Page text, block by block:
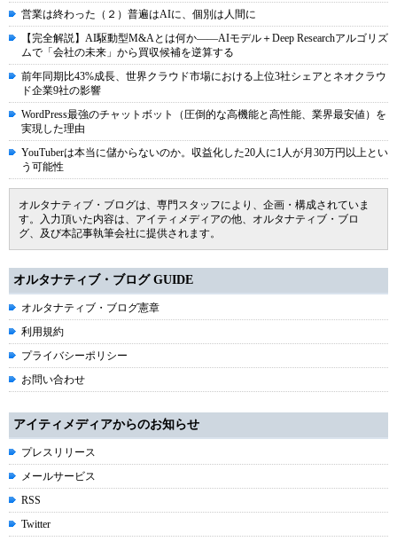
営業は終わった（２）普遍はAIに、個別は人間に
【完全解説】AI駆動型M&Aとは何か――AIモデル＋Deep Researchアルゴリズ
ムで「会社の未来」から買収候補を逆算する
前年同期比43%成長、世界クラウド市場における上位3社シェアとネオクラウ
ド企業9社の影響
WordPress最強のチャットボット（圧倒的な高機能と高性能、業界最安値）を
実現した理由
YouTuberは本当に儲からないのか。収益化した20人に1人が月30万円以上とい
う可能性
オルタナティブ・ブログは、専門スタッフにより、企画・構成されていま
す。入力頂いた内容は、アイティメディアの他、オルタナティブ・ブロ
グ、及び本記事執筆会社に提供されます。
オルタナティブ・ブログ GUIDE
オルタナティブ・ブログ憲章
利用規約
プライバシーポリシー
お問い合わせ
アイティメディアからのお知らせ
プレスリリース
メールサービス
RSS
Twitter